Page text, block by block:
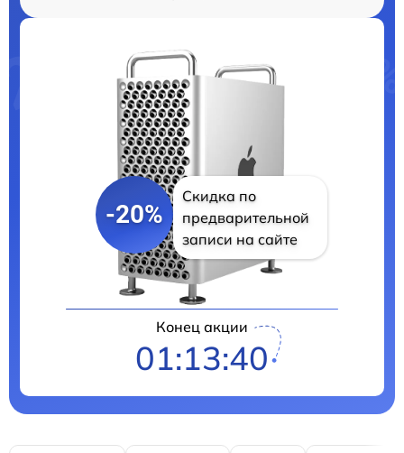
-20%
Скидка по
предварительной
записи на сайте
Конец акции
01:13:39